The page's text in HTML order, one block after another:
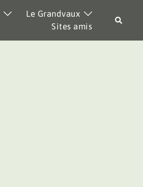
Le Grandvaux
Sites amis